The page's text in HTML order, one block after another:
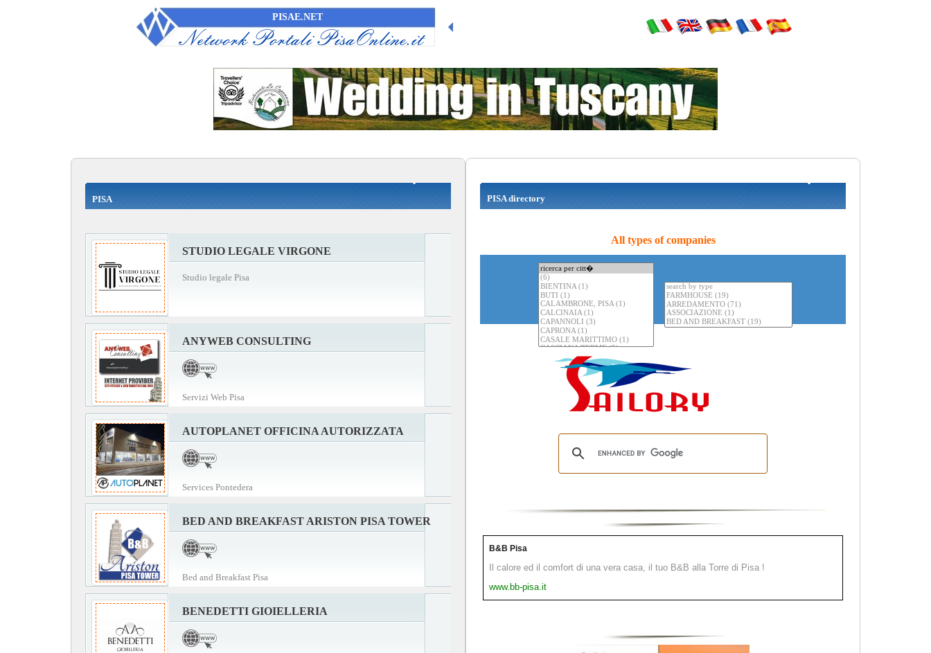
PISAE.NET
PISA
STUDIO LEGALE VIRGONE
Studio legale Pisa
ANYWEB CONSULTING
Servizi Web Pisa
AUTOPLANET OFFICINA AUTORIZZATA
Services Pontedera
BED AND BREAKFAST ARISTON PISA TOWER
Bed and Breakfast Pisa
BENEDETTI GIOIELLERIA
PISA directory
All types of companies
B&B Pisa
Il calore ed il comfort di una vera casa, il tuo B&B alla Torre di Pisa !
www.bb-pisa.it